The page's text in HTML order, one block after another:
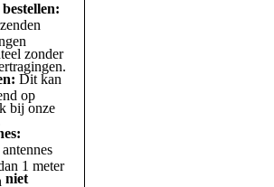
zonder
Dit kan
op
bij onze
1 meter
niet